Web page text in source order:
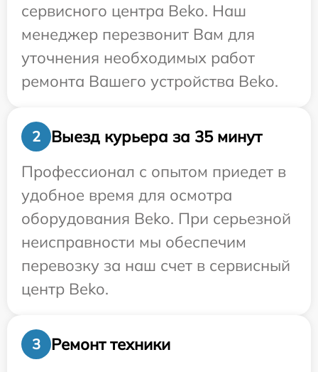
сервисного центра Beko. Наш
менеджер перезвонит Вам для
уточнения необходимых работ
ремонта Вашего устройства Beko.
2
Выезд курьера за 35 минут
Профессионал с опытом приедет в
удобное время для осмотра
оборудования Beko. При серьезной
неисправности мы обеспечим
перевозку за наш счет в сервисный
центр Beko.
3
Ремонт техники